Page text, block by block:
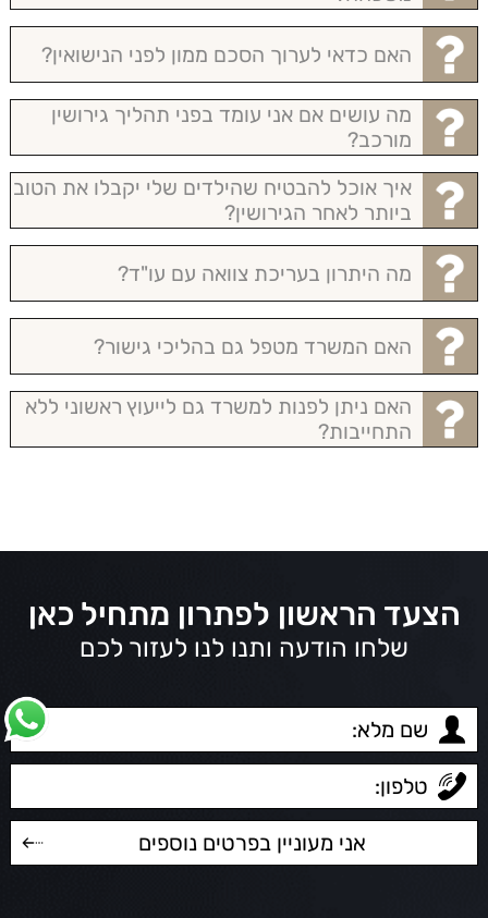
האם כדאי לערוך הסכם ממון לפני הנישואין?
מה עושים אם אני עומד בפני תהליך גירושין
מורכב?
איך אוכל להבטיח שהילדים שלי יקבלו את הטוב
ביותר לאחר הגירושין?
מה היתרון בעריכת צוואה עם עו"ד?
האם המשרד מטפל גם בהליכי גישור?
האם ניתן לפנות למשרד גם לייעוץ ראשוני ללא
התחייבות?
הצעד הראשון לפתרון מתחיל כאן
שלחו הודעה ותנו לנו לעזור לכם